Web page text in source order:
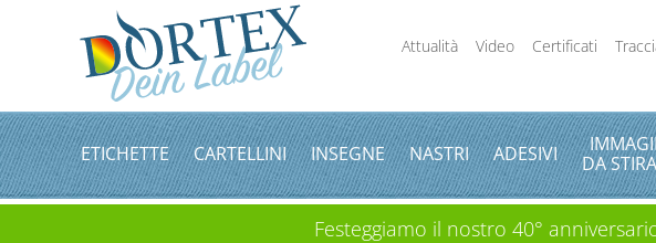
Attualità Video Certificati
ETICHETTE CARTELLINI INSEGNE NASTRI ADESIVI
DA
Festeggiamo il nostro 40°